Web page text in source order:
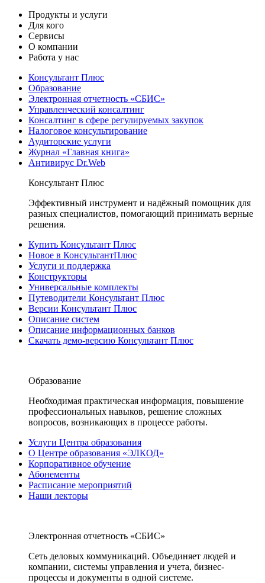
Продукты и услуги
Для кого
Сервисы
О компании
Работа у нас
Консультант Плюс
Образование
Электронная отчетность «СБИС»
Управленческий консалтинг
Консалтинг в сфере регулируемых закупок
Налоговое консультирование
Аудиторские услуги
Журнал «Главная книга»
Антивирус Dr.Web
Консультант Плюс
Эффективный инструмент и надёжный помощник для
разных специалистов, помогающий принимать верные
решения.
Купить Консультант Плюс
Новое в КонсультантПлюс
Услуги и поддержка
Конструкторы
Универсальные комплекты
Путеводители Консультант Плюс
Версии Консультант Плюс
Описание систем
Описание информационных банков
Скачать демо-версию Консультант Плюс
Образование
Необходимая практическая информация, повышение
профессиональных навыков, решение сложных
вопросов, возникающих в процессе работы.
Услуги Центра образования
О Центре образования «ЭЛКОД»
Корпоративное обучение
Абонементы
Расписание мероприятий
Наши лекторы
Электронная отчетность «СБИС»
Сеть деловых коммуникаций. Объединяет людей и
компании, системы управления и учета, бизнес-
процессы и документы в одной системе.